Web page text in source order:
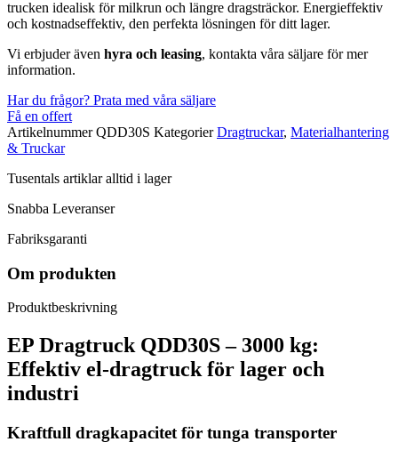
trucken idealisk för milkrun och längre dragsträckor. Energieffektiv
och kostnadseffektiv, den perfekta lösningen för ditt lager.
Vi erbjuder även hyra och leasing, kontakta våra säljare för mer
information.
Har du frågor? Prata med våra säljare
Få en offert
ArtikelnummerQDD30S Kategorier Dragtruckar, Materialhantering
& Truckar
Tusentals artiklar alltid i lager
Snabba Leveranser
Fabriksgaranti
Om produkten
Produktbeskrivning
EP Dragtruck QDD30S – 3000 kg:
Effektiv el-dragtruck för lager och
industri
Kraftfull dragkapacitet för tunga transporter